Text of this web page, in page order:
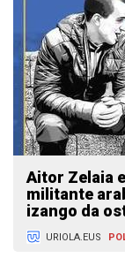
Aitor Zelaia
militante
izango da
URIOLA.EUS